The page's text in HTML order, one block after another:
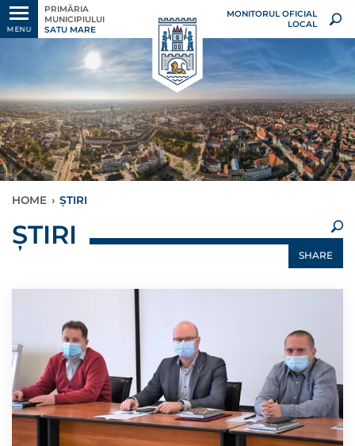
MENU
PRIMĂRIA
MUNICIPIULUI
SATU MARE
MONITORUL OFICIAL
LOCAL
HOME › ȘTIRI
×
ȘTIRI
SHARE